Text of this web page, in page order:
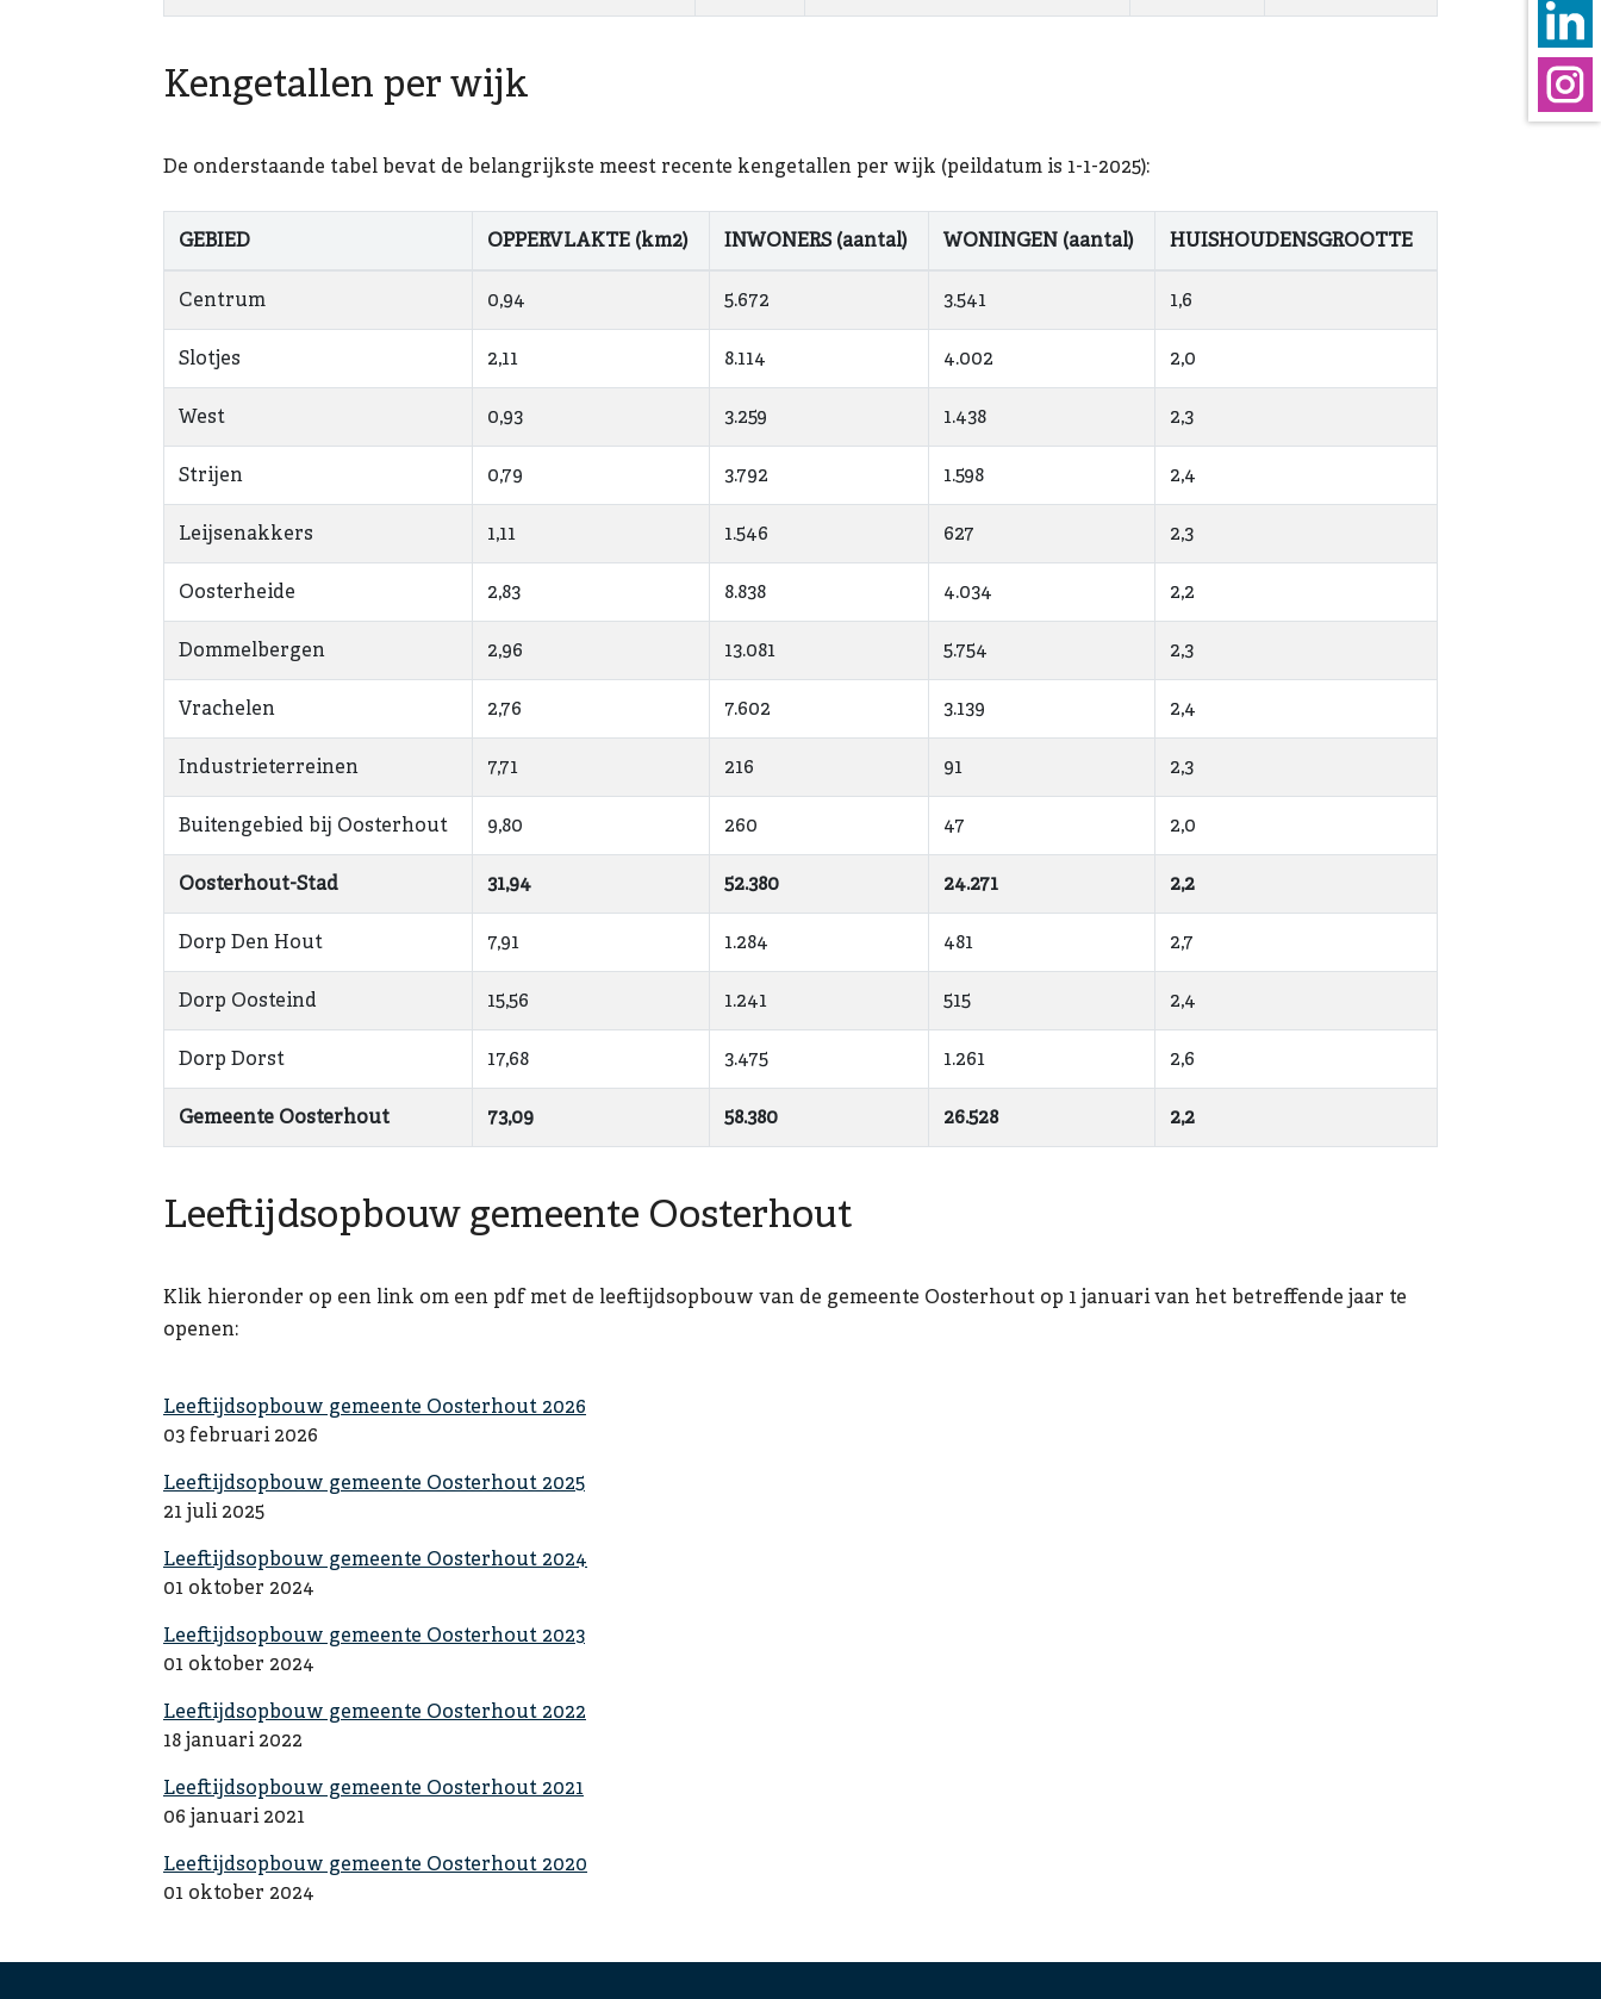
Kengetallen per wijk
De onderstaande tabel bevat de belangrijkste meest recente kengetallen per wijk (peildatum is 1-1-2025):
GEBIED OPPERVLAKTE (km2) INWONERS (aantal) WONINGEN (aantal) HUISHOUDENSGROOTTE
Centrum 0,94 5.672 3.541 1,6
Slotjes 2,11 8.114 4.002 2,0
West 0,93 3.259 1.438 2,3
Strijen 0,79 3.792 1.598 2,4
Leijsenakkers 1,11 1.546 627 2,3
Oosterheide 2,83 8.838 4.034 2,2
Dommelbergen 2,96 13.081 5.754 2,3
Vrachelen 2,76 7.602 3.139 2,4
Industrieterreinen 7,71 216 91 2,3
Buitengebied bij Oosterhout 9,80 260 47 2,0
Oosterhout-Stad 31,94 52.380 24.271 2,2
Dorp Den Hout 7,91 1.284 481 2,7
Dorp Oosteind 15,56 1.241 515 2,4
Dorp Dorst 17,68 3.475 1.261 2,6
Gemeente Oosterhout 73,09 58.380 26.528 2,2
Leeftijdsopbouw gemeente Oosterhout
Klik hieronder op een link om een pdf met de leeftijdsopbouw van de gemeente Oosterhout op 1 januari van het betreffende jaar te
openen:
Leeftijdsopbouw gemeente Oosterhout 2026
03 februari 2026
Leeftijdsopbouw gemeente Oosterhout 2025
21 juli 2025
Leeftijdsopbouw gemeente Oosterhout 2024
01 oktober 2024
Leeftijdsopbouw gemeente Oosterhout 2023
01 oktober 2024
Leeftijdsopbouw gemeente Oosterhout 2022
18 januari 2022
Leeftijdsopbouw gemeente Oosterhout 2021
06 januari 2021
Leeftijdsopbouw gemeente Oosterhout 2020
01 oktober 2024